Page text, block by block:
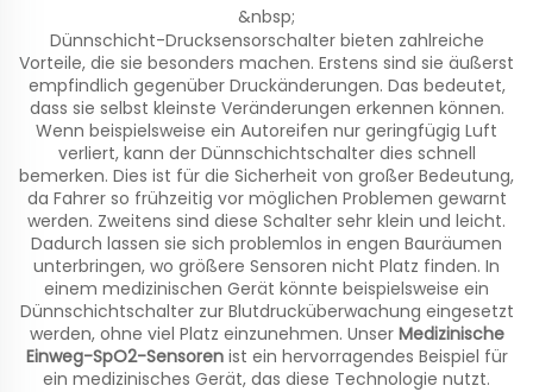
&nbsp;
Dünnschicht-Drucksensorschalter bieten zahlreiche
Vorteile, die sie besonders machen. Erstens sind sie äußerst
empfindlich gegenüber Druckänderungen. Das bedeutet,
dass sie selbst kleinste Veränderungen erkennen können.
Wenn beispielsweise ein Autoreifen nur geringfügig Luft
verliert, kann der Dünnschichtschalter dies schnell
bemerken. Dies ist für die Sicherheit von großer Bedeutung,
da Fahrer so frühzeitig vor möglichen Problemen gewarnt
werden. Zweitens sind diese Schalter sehr klein und leicht.
Dadurch lassen sie sich problemlos in engen Bauräumen
unterbringen, wo größere Sensoren nicht Platz finden. In
einem medizinischen Gerät könnte beispielsweise ein
Dünnschichtschalter zur Blutdrucküberwachung eingesetzt
werden, ohne viel Platz einzunehmen. Unser Medizinische
Einweg-SpO2-Sensoren ist ein hervorragendes Beispiel für
ein medizinisches Gerät, das diese Technologie nutzt.